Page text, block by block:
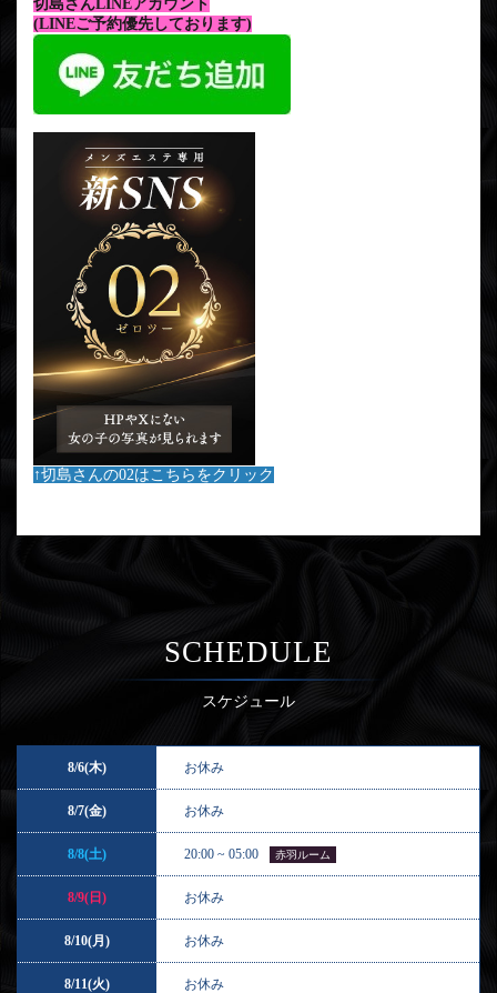
切島さんLINEアカウント
(LINEご予約優先しております)
↑切島さんの02はこちらをクリック
SCHEDULE
スケジュール
8/6(木)
8/7(金)
8/8(土)
8/9(日)
8/10(月)
8/11(火)
お休み
お休み
20:00 ~ 05:00 赤羽ルーム
お休み
お休み
お休み